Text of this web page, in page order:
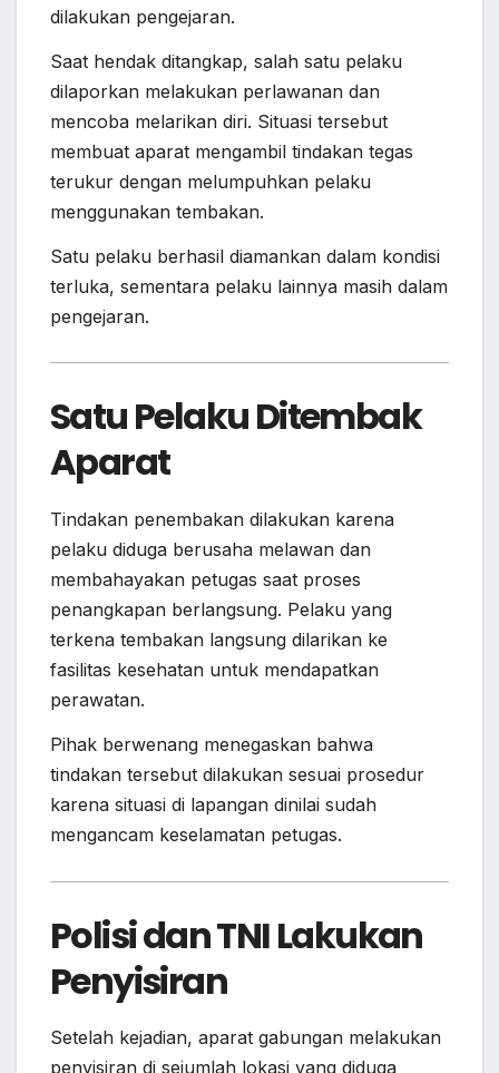
dilakukan pengejaran.
Saat hendak ditangkap, salah satu pelaku
dilaporkan melakukan perlawanan dan
mencoba melarikan diri. Situasi tersebut
membuat aparat mengambil tindakan tegas
terukur dengan melumpuhkan pelaku
menggunakan tembakan.
Satu pelaku berhasil diamankan dalam kondisi
terluka, sementara pelaku lainnya masih dalam
pengejaran.
Satu Pelaku Ditembak
Aparat
Tindakan penembakan dilakukan karena
pelaku diduga berusaha melawan dan
membahayakan petugas saat proses
penangkapan berlangsung. Pelaku yang
terkena tembakan langsung dilarikan ke
fasilitas kesehatan untuk mendapatkan
perawatan.
Pihak berwenang menegaskan bahwa
tindakan tersebut dilakukan sesuai prosedur
karena situasi di lapangan dinilai sudah
mengancam keselamatan petugas.
Polisi dan TNI Lakukan
Penyisiran
Setelah kejadian, aparat gabungan melakukan
penyisiran di sejumlah lokasi yang diduga